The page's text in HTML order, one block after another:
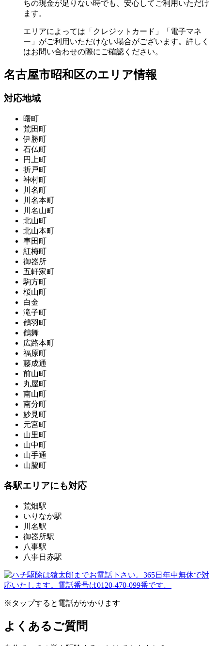
ちの現金が足りない時でも、安心してご利用いただけ
ます。
エリアによっては「クレジットカード」「電子マネ
ー」がご利用いただけない場合がございます。詳しく
はお問い合わせの際にご確認ください。
名古屋市昭和区のエリア情報
対応地域
曙町
荒田町
伊勝町
石仏町
円上町
折戸町
神村町
川名町
川名本町
川名山町
北山町
北山本町
車田町
紅梅町
御器所
五軒家町
駒方町
桜山町
白金
滝子町
鶴羽町
鶴舞
広路本町
福原町
藤成通
前山町
丸屋町
南山町
南分町
妙見町
元宮町
山里町
山中町
山手通
山脇町
各駅エリアにも対応
荒畑駅
いりなか駅
川名駅
御器所駅
八事駅
八事日赤駅
※タップすると電話がかかります
よくあるご質問